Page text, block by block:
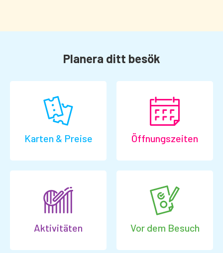
Planera ditt besök
Karten & Preise Öffnungszeiten
Aktivitäten Vor dem Besuch